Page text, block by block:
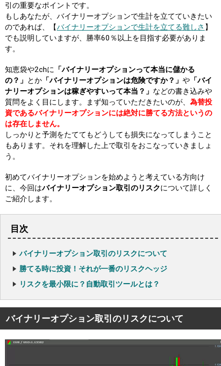
引の重要なポイントです。
もしあなたが、バイナリーオプションで生計を立てていきたい
のであれば、【バイナリーオプションで生計を立てる難しさ 】
でも説明していますが、勝率60％以上を目指す必要がありま
す。
知恵袋や2chに 「バイナリーオプションって本当に儲かる
の？」 とか 「バイナリーオプションは危険ですか？」 や 「バイ
ナリーオプションは稼ぎやすいって本当？」 などの書き込みや
質問をよく目にします。まず知っていただきたいのが、 為替投
資であるバイナリーオプションには絶対に勝てる方法というの
は存在しません。
しっかりと予測をたててもどうしても損失になってしまうこと
もあります。それを理解した上で取引をおこなっていきましょ
う。
初めてバイナリーオプションを始めようと考えている方向け
に、今回はバイナリーオプション取引のリスクについて詳しく
ご紹介します。
目次
バイナリーオプション取引のリスクについて
勝てる時に投資！それが一番のリスクヘッジ
リスクを最小限に？自動取引ツールとは？
バイナリーオプション取引のリスクについて